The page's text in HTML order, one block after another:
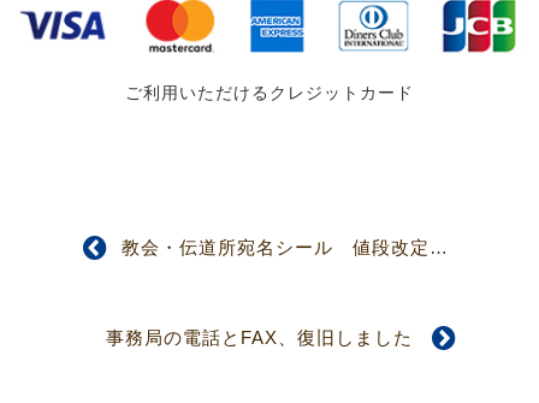
ご利用いただけるクレジットカード
教会・伝道所宛名シール 値段改定のお知らせ
事務局の電話とFAX、復旧しました